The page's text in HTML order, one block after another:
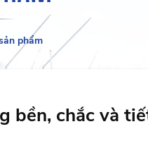
phẩm
bền, chắc và